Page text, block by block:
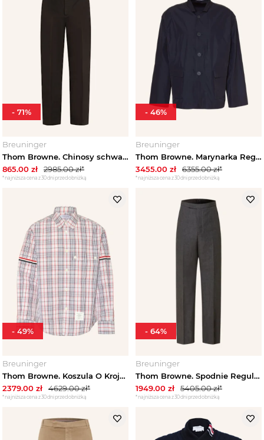
Breuninger
Thom Browne. Chinosy schwarz CZARNY
865.00 zł 2985.00zł*
*najniższa cena z 30 dni przed obniżką
- 71%
Breuninger
Thom Browne. Marynarka Regular Fit blau
3455.00 zł 6355.00zł*
*najniższa cena z 30 dni przed obniżką
- 46%
Breuninger
Thom Browne. Koszula O Kroju Comfort Fit rot
2379.00 zł 4629.00zł*
*najniższa cena z 30 dni przed obniżką
- 49%
Breuninger
Thom Browne. Spodnie Regular Fit grau CZIEMNOSZARY
1949.00 zł 5405.00zł*
*najniższa cena z 30 dni przed obniżką
- 64%